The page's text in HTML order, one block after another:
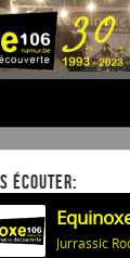
ÉCOUTER:
Jurrassic